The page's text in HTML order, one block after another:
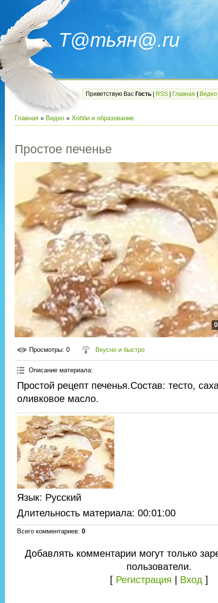
Т@тьян@.ru
Приветствую Вас Гость RSS Главная Видео
Главная » Видео » Хобби и образование
Простое печенье
Просмотры: 0 Вкусно и быстро
Описание материала:
Простой рецепт печенья.Состав: тесто,
оливковое масло.
Язык: Русский
Длительность материала: 00:01:00
Всего комментариев: 0
Добавлять комментарии могут только
пользователи.
[ Регистрация Вход ]